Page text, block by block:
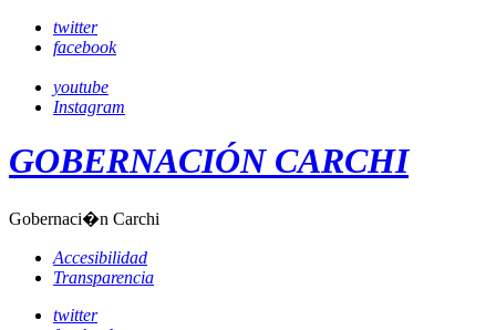
twitter
facebook
youtube
Instagram
GOBERNACIÓN CARCHI
Gobernaci�n Carchi
Accesibilidad
Transparencia
twitter